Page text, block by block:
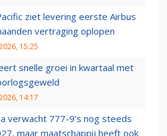
ziet levering eerste Airbus
vertraging oplopen
15:25
snelle groei in kwartaal met
14:17
verwacht 777-9’s nog steeds
maar maatschappij heeft ook